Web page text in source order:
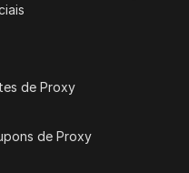
de Proxy
de Proxy
Nutra